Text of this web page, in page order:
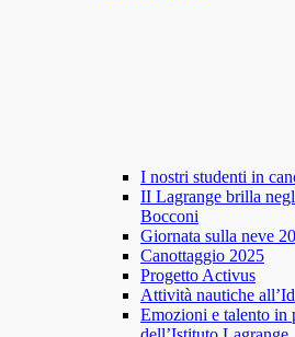
I nostri studenti in
II Lagrange brilla
Bocconi
Giornata sulla neve
Canottaggio 2025
Progetto Activus
Attività nautiche
Emozioni e talento in